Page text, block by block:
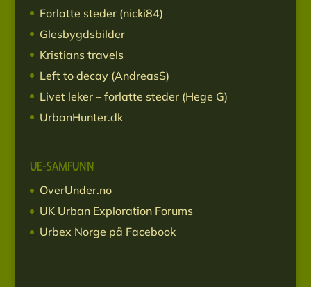
Forlatte steder (nicki84)
Glesbygdsbilder
Kristians travels
Left to decay (AndreasS)
Livet leker – forlatte steder (Hege G)
UrbanHunter.dk
UE-SAMFUNN
OverUnder.no
UK Urban Exploration Forums
Urbex Norge på Facebook